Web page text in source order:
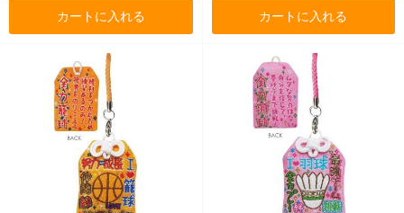
カートに入れる カートに入れる